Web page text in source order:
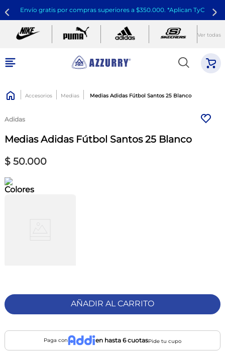
Envío gratis por compras superiores a $350.000. *Aplican TyC
Ver todas
Accesorios Medias Medias Adidas Fútbol Santos 25 Blanco
Adidas
Medias Adidas Fútbol Santos 25 Blanco
$ 50.000
Colores
AÑADIR AL CARRITO
Paga con en hasta 6 cuotasPide tu cupo